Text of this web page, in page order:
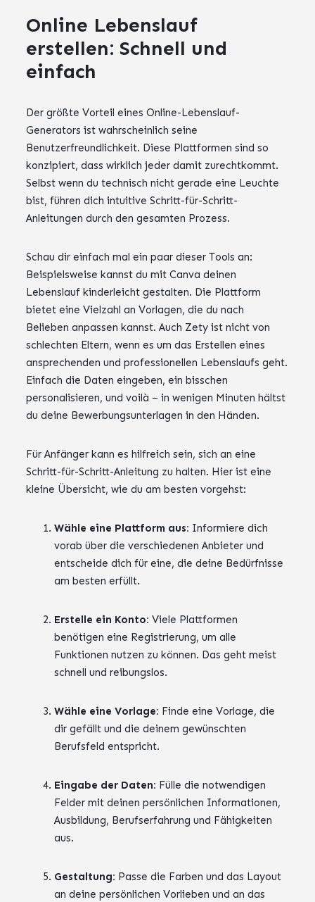
Online Lebenslauf
erstellen: Schnell und
einfach
Der größte Vorteil eines Online-Lebenslauf-
Generators ist wahrscheinlich seine
Benutzerfreundlichkeit. Diese Plattformen sind so
konzipiert, dass wirklich jeder damit zurechtkommt.
Selbst wenn du technisch nicht gerade eine Leuchte
bist, führen dich intuitive Schritt-für-Schritt-
Anleitungen durch den gesamten Prozess.
Schau dir einfach mal ein paar dieser Tools an:
Beispielsweise kannst du mit Canva deinen
Lebenslauf kinderleicht gestalten. Die Plattform
bietet eine Vielzahl an Vorlagen, die du nach
Belieben anpassen kannst. Auch Zety ist nicht von
schlechten Eltern, wenn es um das Erstellen eines
ansprechenden und professionellen Lebenslaufs geht.
Einfach die Daten eingeben, ein bisschen
personalisieren, und voilà – in wenigen Minuten hältst
du deine Bewerbungsunterlagen in den Händen.
Für Anfänger kann es hilfreich sein, sich an eine
Schritt-für-Schritt-Anleitung zu halten. Hier ist eine
kleine Übersicht, wie du am besten vorgehst:
Wähle eine Plattform aus: Informiere dich
vorab über die verschiedenen Anbieter und
entscheide dich für eine, die deine Bedürfnisse
am besten erfüllt.
Erstelle ein Konto: Viele Plattformen
benötigen eine Registrierung, um alle
Funktionen nutzen zu können. Das geht meist
schnell und reibungslos.
Wähle eine Vorlage: Finde eine Vorlage, die
dir gefällt und die deinem gewünschten
Berufsfeld entspricht.
Eingabe der Daten: Fülle die notwendigen
Felder mit deinen persönlichen Informationen,
Ausbildung, Berufserfahrung und Fähigkeiten
aus.
Gestaltung: Passe die Farben und das Layout
an deine persönlichen Vorlieben und an das